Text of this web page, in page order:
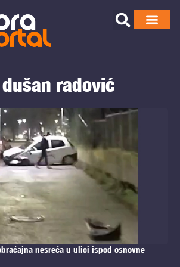
radović
nesreća u ulici ispod osnovne